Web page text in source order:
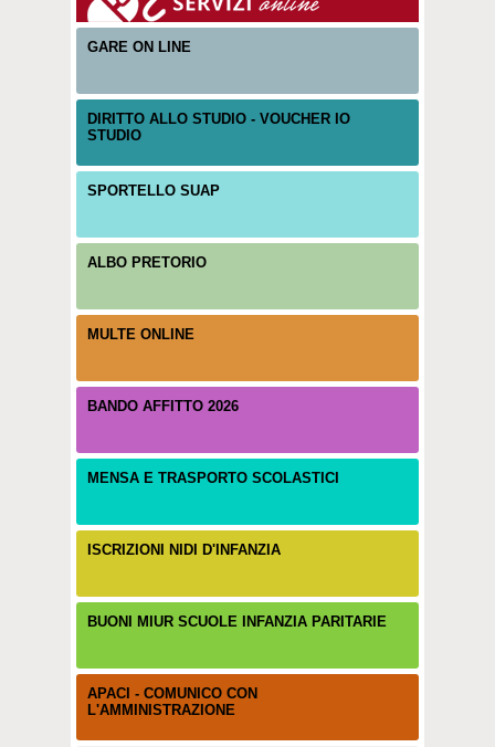
GARE ON LINE
DIRITTO ALLO STUDIO - VOUCHER IO
STUDIO
SPORTELLO SUAP
ALBO PRETORIO
MULTE ONLINE
BANDO AFFITTO 2026
MENSA E TRASPORTO SCOLASTICI
ISCRIZIONI NIDI D'INFANZIA
BUONI MIUR SCUOLE INFANZIA PARITARIE
APACI - COMUNICO CON
L'AMMINISTRAZIONE